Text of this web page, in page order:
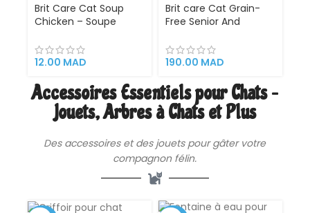
Brit Care Cat Soup
Chicken – Soupe
au Poulet pour Chats
Adultes – 75g
12.00 MAD
Brit care Cat Grain-
Free Senior And
(chat senior et
contrôle de poids sans
190.00 MAD
Accessoires Essentiels pour Chats –
Jouets, Arbres à Chats et Plus
Des accessoireset des jouets pour gâter votre
compagnon félin.